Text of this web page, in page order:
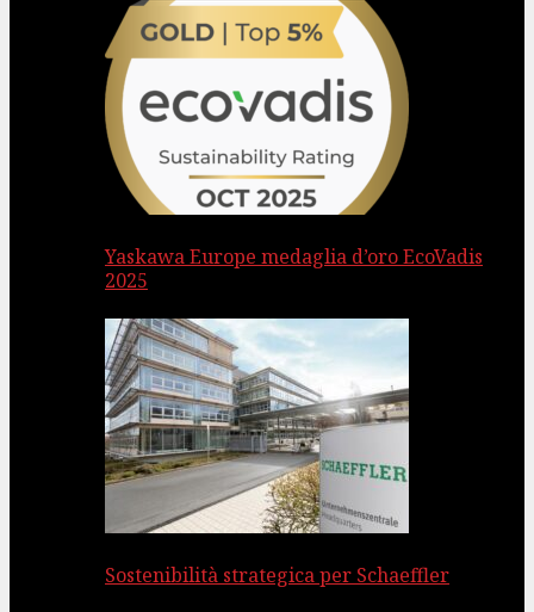
Yaskawa Europe medaglia d’oro EcoVadis
2025
Sostenibilità strategica per Schaeffler